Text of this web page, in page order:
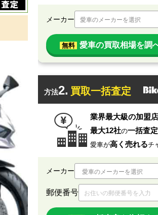
メーカー 愛車のメーカーを選択
無料 愛車の買取相場を調
方法2. 買取一括査定
業界最大級の加盟店
最大12社の一括査定
愛車が高く売れるチ
メーカー
郵便番号